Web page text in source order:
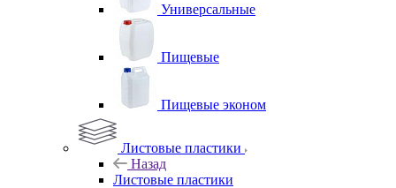
Универсальные
Пищевые
Пищевые эконом
Листовые пластики
Назад
Листовые пластики